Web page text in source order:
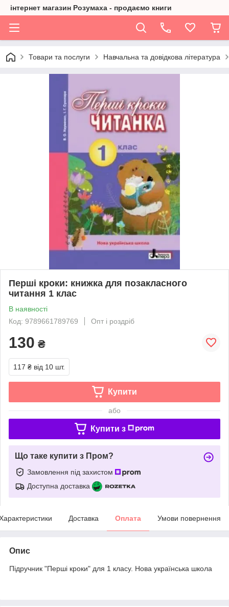
інтернет магазин Розумаха - продаємо книги
Товари та послуги Навчальна та довідкова література
Перші кроки: книжка для позакласного
читання 1 клас
В наявності
Код: 9789661789769
Опт і роздріб
130 ₴
117 ₴ від 10 шт.
Купити
або
Купити з
Що таке купити з Пром?
Замовлення під захистом
Доступна доставка
Доставка Оплата Умови повернення
Опис
Підручник "Перші кроки" для 1 класу. Нова українська школа